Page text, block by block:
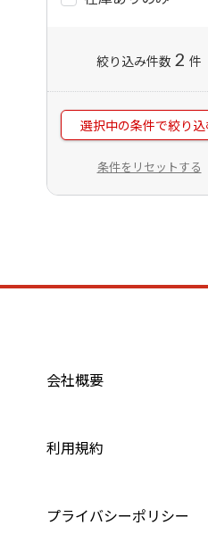
絞り込み件数 2 件
選択中の条件で絞り込
条件をリセットする
会社概要
利用規約
プライバシーポリシー